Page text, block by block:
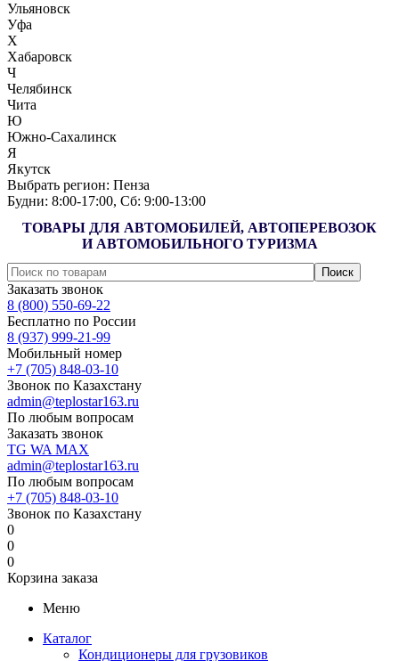
Ульяновск
Уфа
Х
Хабаровск
Ч
Челябинск
Чита
Ю
Южно-Сахалинск
Я
Якутск
Выбрать регион: Пенза
Будни: 8:00‑17:00, Сб: 9:00‑13:00
ТОВАРЫ ДЛЯ АВТОМОБИЛЕЙ, АВТОПЕРЕВОЗОК
И АВТОМОБИЛЬНОГО ТУРИЗМА
Заказать звонок
8 (800) 550-69-22
Бесплатно по России
8 (937) 999-21-99
Мобильный номер
+7 (705) 848-03-10
Звонок по Казахстану
admin@teplostar163.ru
По любым вопросам
Заказать звонок
TG WA MAX
admin@teplostar163.ru
По любым вопросам
+7 (705) 848-03-10
Звонок по Казахстану
0
0
0
Корзина заказа
Меню
Каталог
Кондиционеры для грузовиков